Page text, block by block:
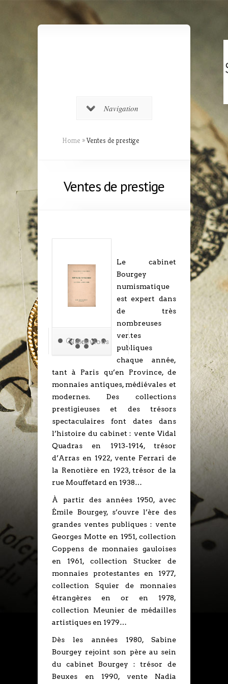
Navigation
Home »Ventes de prestige
Ventes de prestige
NextPrevious
Le cabinet
Bourgey
numismatique
est expert dans
de très
nombreuses
ventes
publiques
chaque année,
tant à Paris qu’en Province, de
monnaies antiques, médiévales et
modernes. Des collections
prestigieuses et des trésors
spectaculaires font dates dans
l’histoire du cabinet : vente Vidal
Quadras en 1913-1914, trésor
d’Arras en 1922, vente Ferrari de
la Renotière en 1923, trésor de la
rue Mouffetard en 1938…
À partir des années 1950, avec
Émile Bourgey, s’ouvre l’ère des
grandes ventes publiques : vente
Georges Motte en 1951, collection
Coppens de monnaies gauloises
en 1961, collection Stucker de
monnaies protestantes en 1977,
collection Squier de monnaies
étrangères en or en 1978,
collection Meunier de médailles
artistiques en 1979…
Dès les années 1980, Sabine
Bourgey rejoint son père au sein
du cabinet Bourgey : trésor de
Beuxes en 1990, vente Nadia